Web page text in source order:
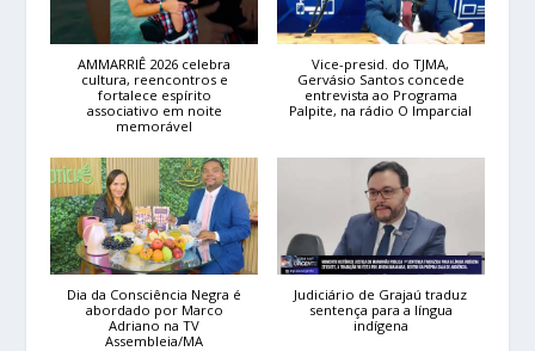
AMMARRIÊ 2026 celebra
cultura, reencontros e
fortalece espírito
associativo em noite
memorável
Vice-presid. do TJMA,
Gervásio Santos concede
entrevista ao Programa
Palpite, na rádio O Imparcial
Dia da Consciência Negra é
abordado por Marco
Adriano na TV
Assembleia/MA
Judiciário de Grajaú traduz
sentença para a língua
indígena